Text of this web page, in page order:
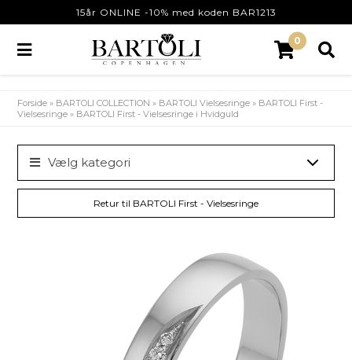
15år ONLINE -10% med koden BAR1213
0
Forside » BARTOLI COLLECTION » BARTOLI Vielsesringe » BARTOLI First -
Vielsesringe » BARTOLI First - Vielsesringe i Hvidguld
Vælg kategori
Retur til BARTOLI First - Vielsesringe